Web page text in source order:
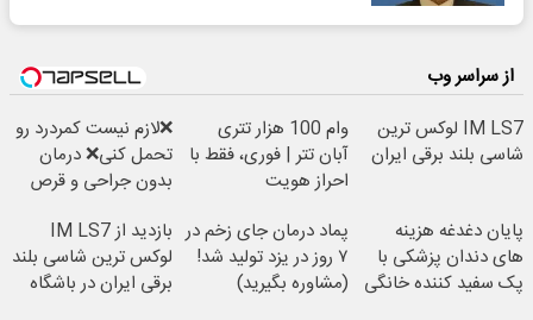
از سراسر وب
IM LS7 لوکس ترین
شاسی بلند برقی ایران
وام 100 هزار تتری
آبان تتر | فوری، فقط با
احراز هویت
❌لازم نیست کمردرد رو
تحمل کنی❌ درمان
بدون جراحی و قرص
پایان دغدغه هزینه
های دندان پزشکی با
پک سفید کننده خانگی
پماد درمان جای زخم در
۷ روز در یزد تولید شد!
(مشاوره بگیرید)
بازدید از IM LS7
لوکس ترین شاسی بلند
برقی ایران در باشگاه